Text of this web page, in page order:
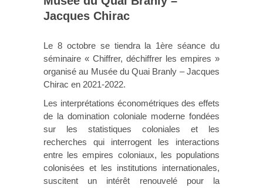
Jacques Chirac
Le 8 octobre se tiendra la 1ère séance du
séminaire « Chiffrer, déchiffrer les empires »
organisé au Musée du Quai Branly – Jacques
Chirac en 2021-2022.
Les interprétations économétriques des effets
de la domination coloniale moderne fondées
sur les statistiques coloniales et les
recherches qui interrogent les interactions
entre les empires coloniaux, les populations
colonisées et les institutions internationales,
suscitent un intérêt renouvelé pour la